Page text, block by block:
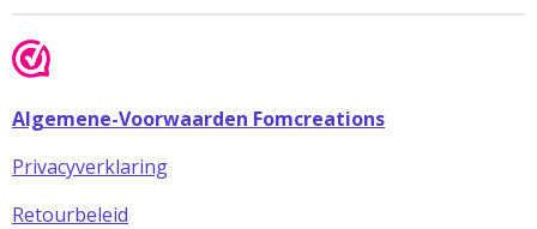
Algemene-Voorwaarden Fomcreations
Privacyverklaring
Retourbeleid